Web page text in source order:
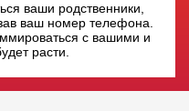
ваши родственники,
ваш номер телефона.
с вашими и
расти.